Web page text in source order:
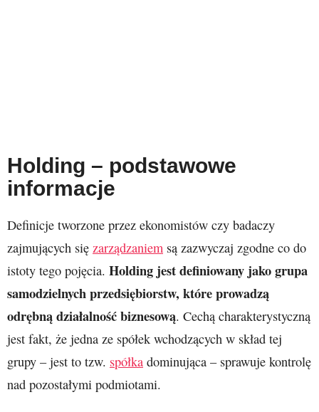
Holding – podstawowe
informacje
Definicje tworzone przez ekonomistów czy badaczy
zajmujących się zarządzaniem są zazwyczaj zgodne co do
istoty tego pojęcia. Holding jest definiowany jako grupa
samodzielnych przedsiębiorstw, które prowadzą
odrębną działalność biznesową. Cechą charakterystyczną
jest fakt, że jedna ze spółek wchodzących w skład tej
grupy – jest to tzw. spółka dominująca – sprawuje kontrolę
nad pozostałymi podmiotami.